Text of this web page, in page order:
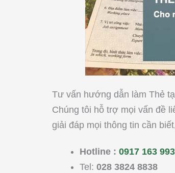
Tư vấn hướng dẫn làm Thẻ
Chúng tôi hỗ trợ mọi vấn đề
giải đáp mọi thông tin cần
Hotline : 0917 163 993
Tel: 028 3824 8838